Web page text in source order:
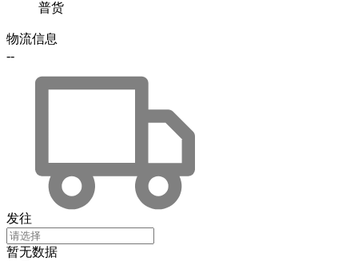
普货
物流信息
--
发往
暂无数据